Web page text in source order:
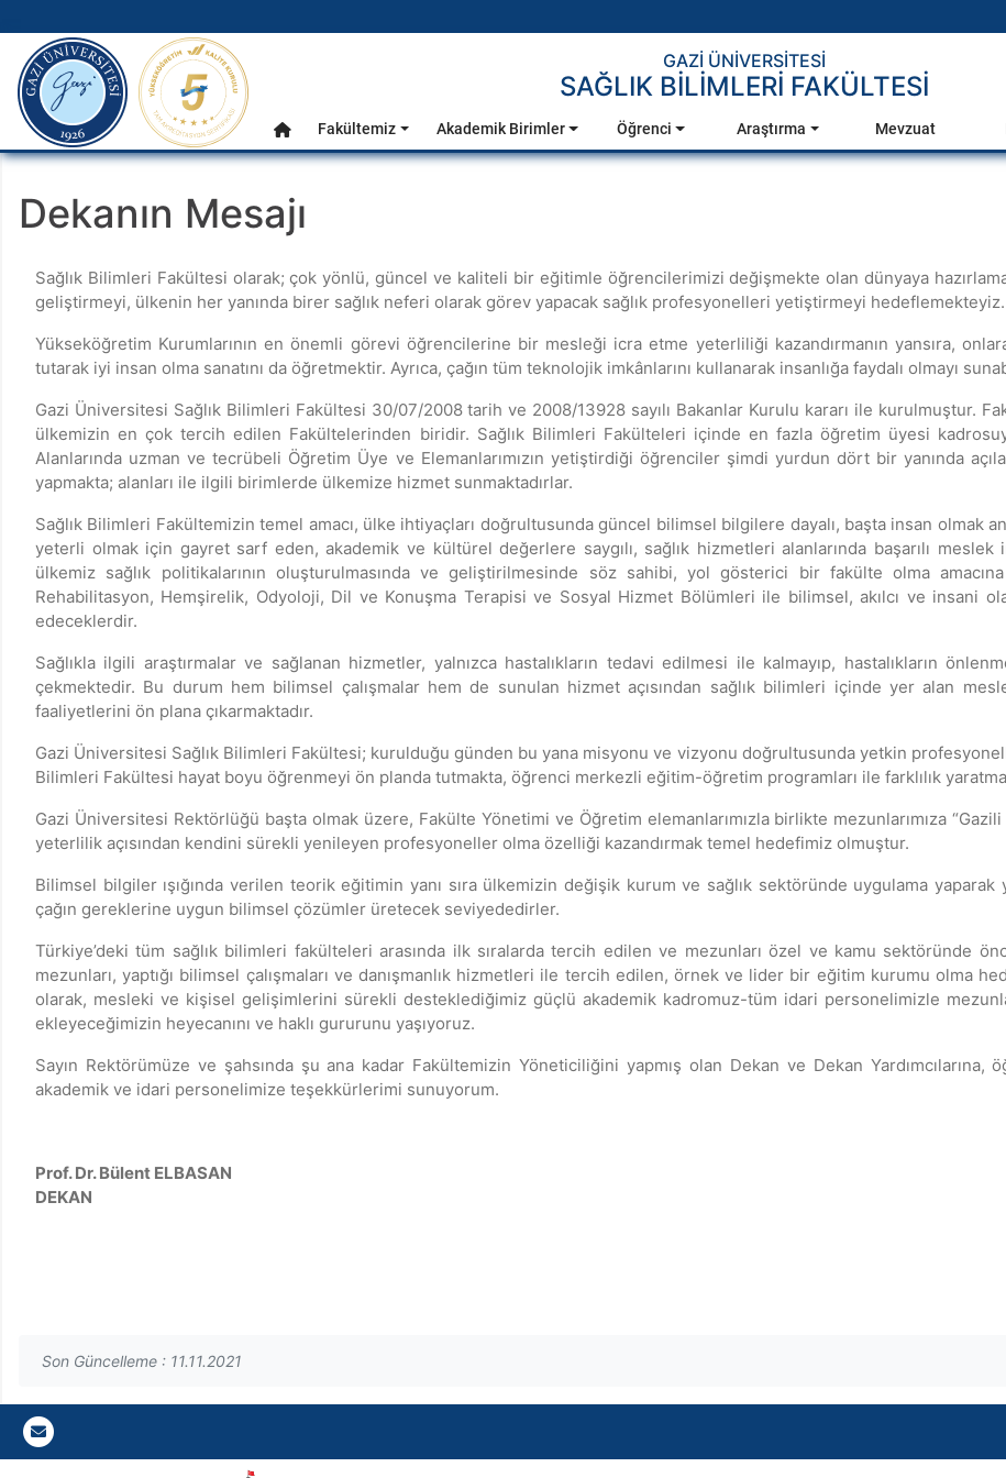
Ana Menü
gazi.edu.tr
GAZİ ÜNİVERSİTESİ
SAĞLIK BİLİMLERİ FAKÜLTESİ
Anasayfa
Fakültemiz Akademik Birimler Öğrenci Araştırma Mevzuat
Dekanın Mesajı
Sağlık Bilimleri Fakültesi olarak; çok yönlü, güncel ve kaliteli bir eğitimle öğrencilerimizi değişmekte olan dünyaya
geliştirmeyi, ülkenin her yanında birer sağlık neferi olarak görev yapacak sağlık profesyonelleri yetiştirmeyi hedeflemekteyiz.
Yükseköğretim Kurumlarının en önemli görevi öğrencilerine bir mesleği icra etme yeterliliği kazandırmanın yansıra,
tutarak iyi insan olma sanatını da öğretmektir. Ayrıca, çağın tüm teknolojik imkânlarını kullanarak insanlığa faydalı olmayı
Gazi Üniversitesi Sağlık Bilimleri Fakültesi 30/07/2008 tarih ve 2008/13928 sayılı Bakanlar Kurulu kararı ile kurulmuştur.
ülkemizin en çok tercih edilen Fakültelerinden biridir. Sağlık Bilimleri Fakülteleri içinde en fazla öğretim üyesi
Alanlarında uzman ve tecrübeli Öğretim Üye ve Elemanlarımızın yetiştirdiği öğrenciler şimdi yurdun dört bir yanında
yapmakta; alanları ile ilgili birimlerde ülkemize hizmet sunmaktadırlar.
Sağlık Bilimleri Fakültemizin temel amacı, ülke ihtiyaçları doğrultusunda güncel bilimsel bilgilere dayalı, başta insan olmak
yeterli olmak için gayret sarf eden, akademik ve kültürel değerlere saygılı, sağlık hizmetleri alanlarında başarılı
ülkemiz sağlık politikalarının oluşturulmasında ve geliştirilmesinde söz sahibi, yol gösterici bir fakülte olma
Rehabilitasyon, Hemşirelik, Odyoloji, Dil ve Konuşma Terapisi ve Sosyal Hizmet Bölümleri ile bilimsel, akılcı ve insani
edeceklerdir.
Sağlıkla ilgili araştırmalar ve sağlanan hizmetler, yalnızca hastalıkların tedavi edilmesi ile kalmayıp, hastalıkların
çekmektedir. Bu durum hem bilimsel çalışmalar hem de sunulan hizmet açısından sağlık bilimleri içinde yer alan
faaliyetlerini ön plana çıkarmaktadır.
Gazi Üniversitesi Sağlık Bilimleri Fakültesi; kurulduğu günden bu yana misyonu ve vizyonu doğrultusunda yetkin
Bilimleri Fakültesi hayat boyu öğrenmeyi ön planda tutmakta, öğrenci merkezli eğitim-öğretim programları ile farklılık
Gazi Üniversitesi Rektörlüğü başta olmak üzere, Fakülte Yönetimi ve Öğretim elemanlarımızla birlikte mezunlarımıza
yeterlilik açısından kendini sürekli yenileyen profesyoneller olma özelliği kazandırmak temel hedefimiz olmuştur.
Bilimsel bilgiler ışığında verilen teorik eğitimin yanı sıra ülkemizin değişik kurum ve sağlık sektöründe uygulama yaparak
çağın gereklerine uygun bilimsel çözümler üretecek seviyededirler.
Türkiye’deki tüm sağlık bilimleri fakülteleri arasında ilk sıralarda tercih edilen ve mezunları özel ve kamu sektöründe
mezunları, yaptığı bilimsel çalışmaları ve danışmanlık hizmetleri ile tercih edilen, örnek ve lider bir eğitim kurumu olma
olarak, mesleki ve kişisel gelişimlerini sürekli desteklediğimiz güçlü akademik kadromuz-tüm idari personelimizle
ekleyeceğimizin heyecanını ve haklı gururunu yaşıyoruz.
Sayın Rektörümüze ve şahsında şu ana kadar Fakültemizin Yöneticiliğini yapmış olan Dekan ve Dekan
akademik ve idari personelimize teşekkürlerimi sunuyorum.
Prof. Dr. Bülent ELBASAN
DEKAN
Son Güncelleme : 11.11.2021
Gazi E-Mail